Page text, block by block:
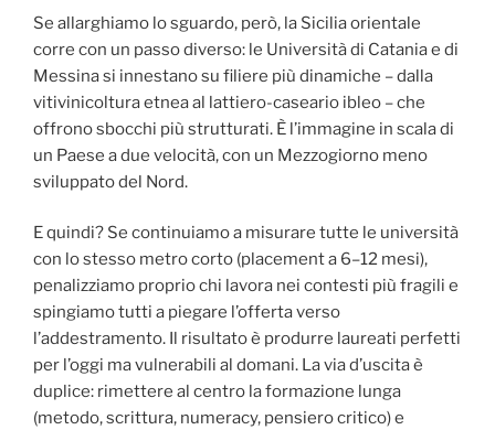
Se allarghiamo lo sguardo, però, la Sicilia orientale
corre con un passo diverso: le Università di Catania e di
Messina si innestano su filiere più dinamiche – dalla
vitivinicoltura etnea al lattiero-caseario ibleo – che
offrono sbocchi più strutturati. È l’immagine in scala di
un Paese a due velocità, con un Mezzogiorno meno
sviluppato del Nord.
E quindi? Se continuiamo a misurare tutte le università
con lo stesso metro corto (placement a 6–12 mesi),
penalizziamo proprio chi lavora nei contesti più fragili e
spingiamo tutti a piegare l’offerta verso
l’addestramento. Il risultato è produrre laureati perfetti
per l’oggi ma vulnerabili al domani. La via d’uscita è
duplice: rimettere al centro la formazione lunga
(metodo, scrittura, numeracy, pensiero critico) e